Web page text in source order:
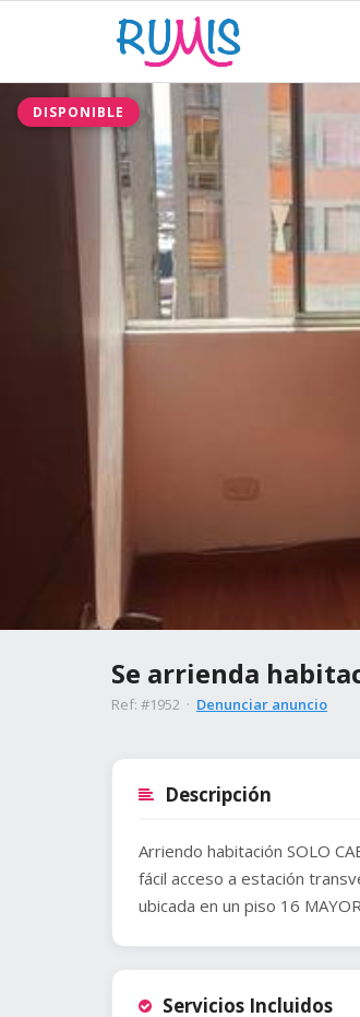
DISPONIBLE
Se arrienda
Ref: #1952 · Denunciar anuncio
Descripción
Arriendo habitación SOLO
fácil acceso a estación
ubicada en un piso 16
Servicios Incluidos